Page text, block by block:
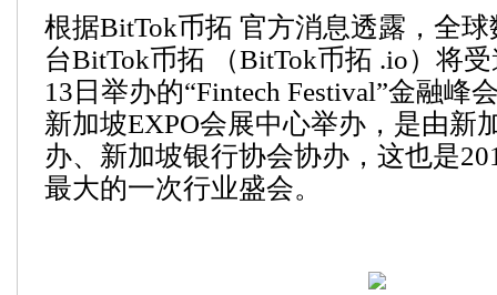
根据BitTok币拓 官方消息透露，全
台BitTok币拓 （BitTok币拓 .io）将
13日举办的“Fintech Festival”金融峰
新加坡EXPO会展中心举办，是由新
办、新加坡银行协会协办，这也是
最大的一次行业盛会。